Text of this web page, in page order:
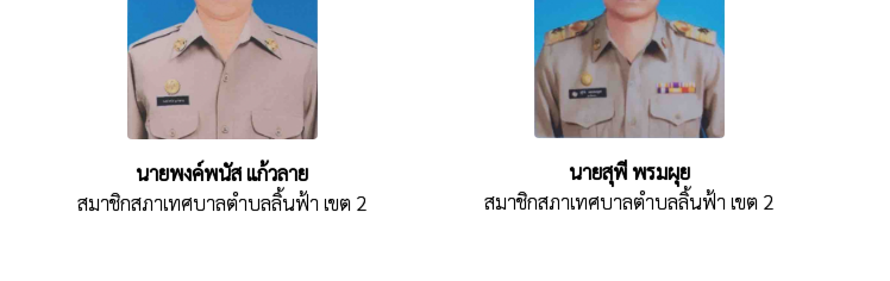
นายพงค์พนัส แก้วลาย
สมาชิกสภาเทศบาลตำบลลิ้นฟ้า เขต 2
นายสุพี พรมผุย
สมาชิกสภาเทศบาลตำบลลิ้นฟ้า เขต 2